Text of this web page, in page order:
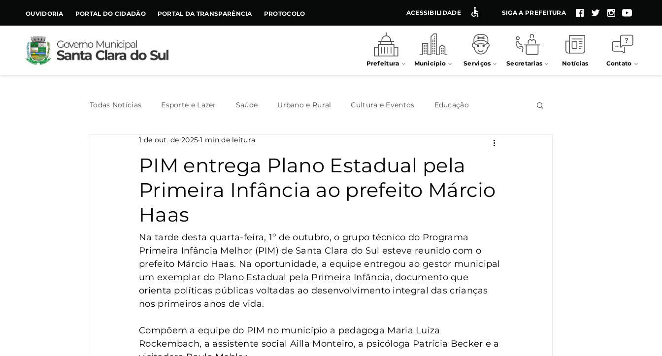
CONTEÚDO
OUVIDORIA PORTAL DO CIDADÃO PORTAL DA TRANSPARÊNCIA PROTOCOLO ACESSIBILIDADE SIGA A PREFEITURA
Prefeitura Município Serviços Secretarias Notícias Contato
Todas Notícias Esporte e Lazer Saúde Urbano e Rural Cultura e Eventos Educação
Assistência Social Geral Meio Ambiente
Agricultura Habitação Destaque Juventude Processos seletivos
Vigilância Turismo
PIM entrega Plano Estadual pela
Primeira Infância ao prefeito Márcio
Haas
1 de out. de 2025 1 min de leitura
Na tarde desta quarta-feira, 1º de outubro, o grupo técnico do Programa
Primeira Infância Melhor (PIM) de Santa Clara do Sul esteve reunido com o
prefeito Márcio Haas. Na oportunidade, a equipe entregou ao gestor municipal
um exemplar do Plano Estadual pela Primeira Infância, documento que
orienta políticas públicas voltadas ao desenvolvimento integral das crianças
nos primeiros anos de vida.
Compõem a equipe do PIM no município a pedagoga Maria Luiza
Rockembach, a assistente social Ailla Monteiro, a psicóloga Patrícia Becker e a